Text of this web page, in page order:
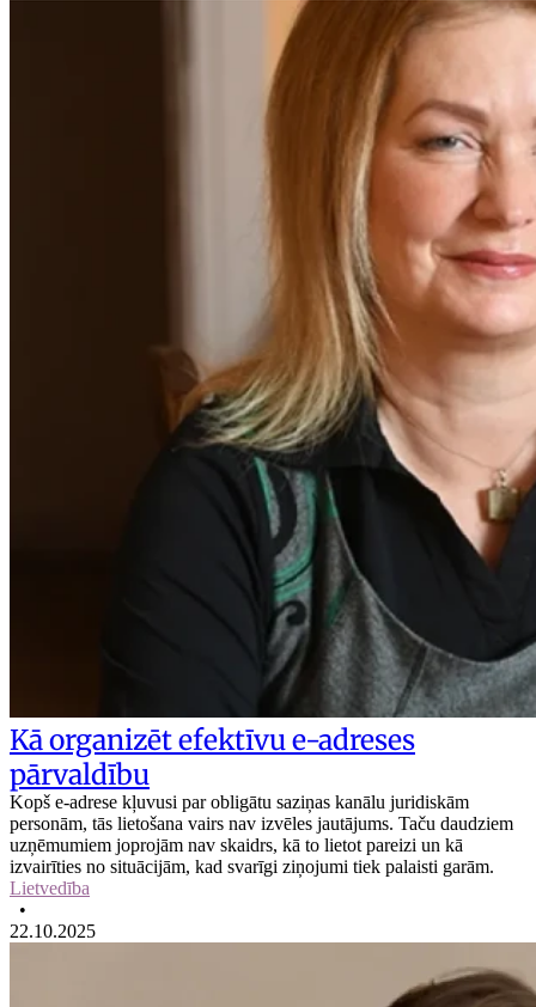
Kā organizēt efektīvu e-adreses
pārvaldību
Kopš e-adrese kļuvusi par obligātu saziņas kanālu juridiskām
personām, tās lietošana vairs nav izvēles jautājums. Taču daudziem
uzņēmumiem joprojām nav skaidrs, kā to lietot pareizi un kā
izvairīties no situācijām, kad svarīgi ziņojumi tiek palaisti garām.
Lietvedība
•
22.10.2025